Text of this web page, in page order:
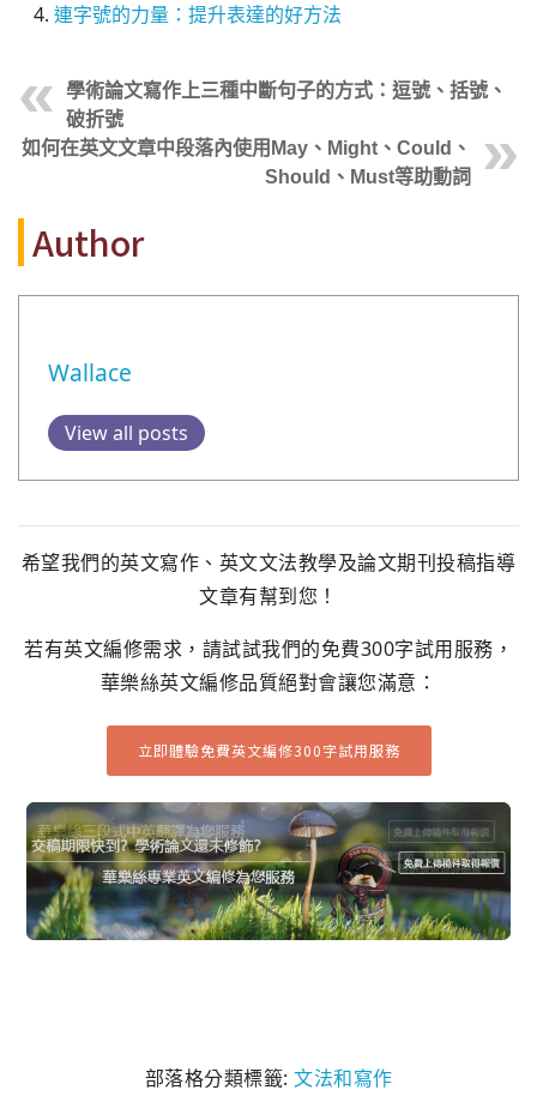
連字號的力量：提升表達的好方法
學術論文寫作上三種中斷句子的方式：逗號、括號、
破折號
如何在英文文章中段落內使用May、Might、Could、
Should、Must等助動詞
Author
Wallace
View all posts
希望我們的英文寫作、英文文法教學及論文期刊投稿指導
文章有幫到您！
若有英文編修需求，請試試我們的免費300字試用服務，
華樂絲英文編修品質絕對會讓您滿意：
立即體驗免費英文編修300字試用服務
部落格分類標籤: 文法和寫作